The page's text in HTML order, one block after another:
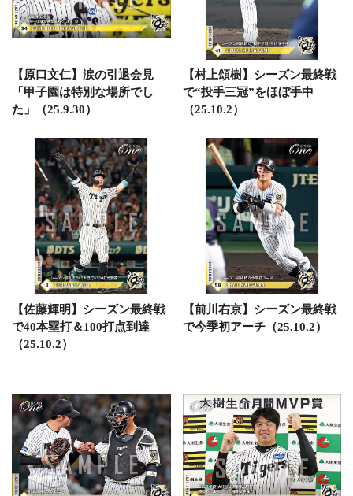
【原口文仁】涙の引退会見
「甲子園は特別な場所でし
た」（25.9.30）
【村上頌樹】シーズン最終戦
で“投手三冠”をほぼ手中
（25.10.2）
【佐藤輝明】シーズン最終戦
で40本塁打＆100打点到達
（25.10.2）
【前川右京】シーズン最終戦
で今季初アーチ（25.10.2）